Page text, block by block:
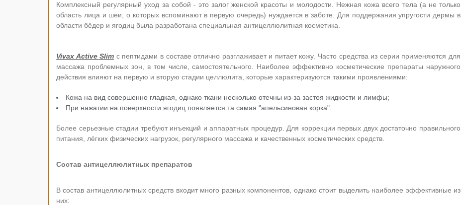
Комплексный регулярный уход за собой - это залог женской красоты и молодости. Нежная кожа всего тела (а не только
область лица и шеи, о которых вспоминают в первую очередь) нуждается в заботе. Для поддержания упругости дермы в
области бёдер и ягодиц была разработана специальная антицеллюлитная косметика.
Vivax Active Slim с пептидами в составе отлично разглаживает и питает кожу. Часто средства из серии применяются для
массажа проблемных зон, в том числе, самостоятельного. Наиболее эффективно косметические препараты наружного
действия влияют на первую и вторую стадии целлюлита, которые характеризуются такими проявлениями:
Кожа на вид совершенно гладкая, однако ткани несколько отечны из-за застоя жидкости и лимфы;
При нажатии на поверхности ягодиц появляется та самая "апельсиновая корка".
Более серьезные стадии требуют инъекций и аппаратных процедур. Для коррекции первых двух достаточно правильного
питания, лёгких физических нагрузок, регулярного массажа и качественных косметических средств.
Состав антицеллюлитных препаратов
В состав антицеллюлитных средств входит много разных компонентов, однако стоит выделить наиболее эффективные из
них: